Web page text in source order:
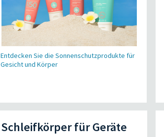
Entdecken Sie die Sonnenschutzprodukte für
Gesicht und Körper
Schleifkörper für Geräte